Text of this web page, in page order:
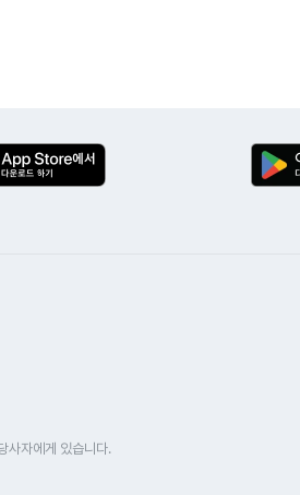
사자에게 있습니다.